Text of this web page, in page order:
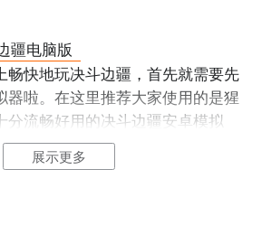
斗边疆>>>>>>
下载，礼包轻松到手！
疆电脑版
畅快地玩决斗边疆，首先就需要先
器啦。在这里推荐大家使用的是猩
分流畅好用的决斗边疆安卓模拟
完备，同时能够支持多开和各种辅
斗边疆的首选。可以完美兼容各种
展示更多